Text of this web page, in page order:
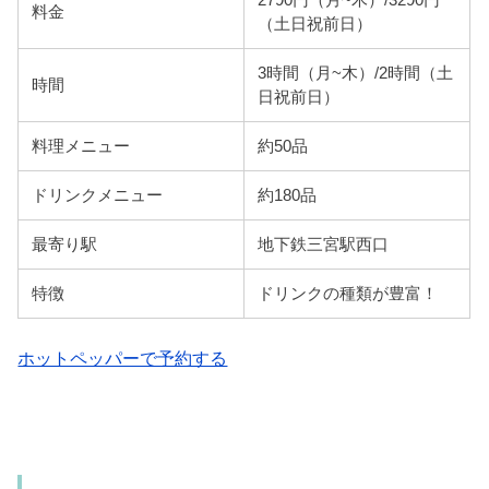
料金
（土日祝前日）
時間
3時間（月~木）/2時間（土
日祝前日）
料理メニュー 約50品
ドリンクメニュー 約180品
最寄り駅 地下鉄三宮駅西口
特徴 ドリンクの種類が豊富！
ホットペッパーで予約する